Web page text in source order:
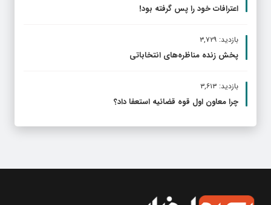
اعترافات خود را پس گرفته بود!
بازدید: ۳,۷۲۹
پخش زنده مناظره‌های انتخاباتی
بازدید: ۳,۶۱۳
چرا معاون اول قوه قضائیه استعفا داد؟